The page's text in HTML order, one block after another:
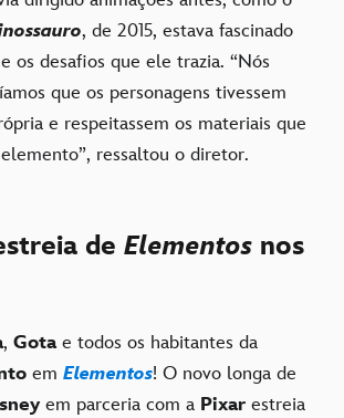
, de 2015, estava fascinado
os desafios que ele trazia. “Nós
que os personagens tivessem
e respeitassem os materiais que
ressaltou o diretor.
de Elementos nos
, Gota e todos os habitantes da
em Elementos! O novo longa de
em parceria com a Pixar estreia